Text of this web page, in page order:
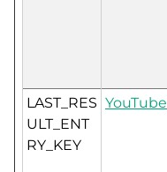
LAST_RES
ULT_ENT
RY_KEY
YouTube